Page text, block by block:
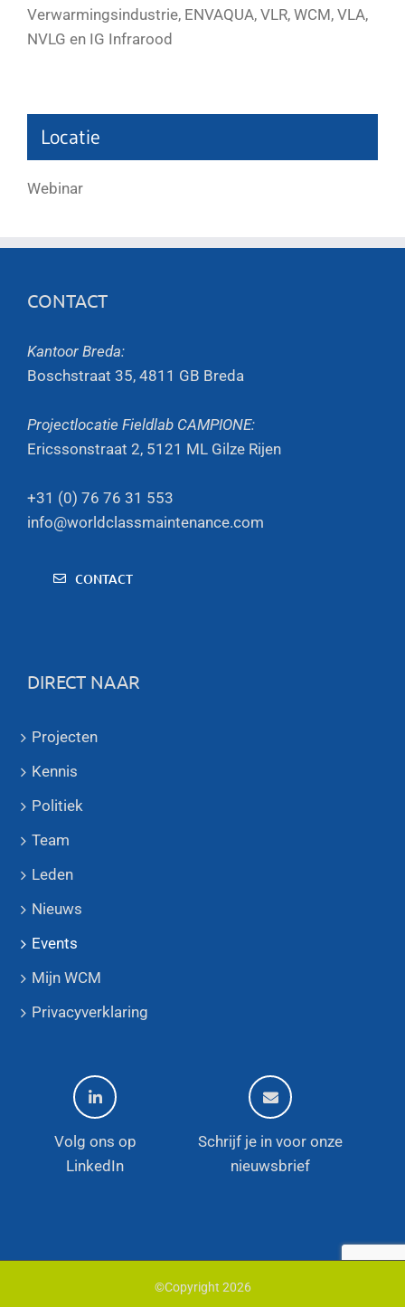
Verwarmingsindustrie, ENVAQUA, VLR, WCM, VLA,
NVLG en IG Infrarood
Locatie
Webinar
CONTACT
Kantoor Breda:
Boschstraat 35, 4811 GB Breda
Projectlocatie Fieldlab CAMPIONE:
Ericssonstraat 2, 5121 ML Gilze Rijen
+31 (0) 76 76 31 553
info@worldclassmaintenance.com
CONTACT
DIRECT NAAR
Projecten
Kennis
Politiek
Team
Leden
Nieuws
Events
Mijn WCM
Privacyverklaring
Volg ons op
LinkedIn
Schrijf je in voor onze
nieuwsbrief
©Copyright 2026